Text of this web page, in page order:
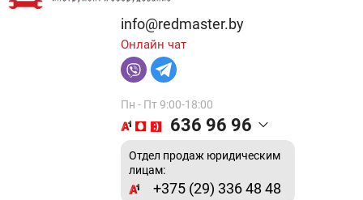
info@redmaster.by
Онлайн чат
Пн - Пт 9:00-18:00
636 96 96
Отдел продаж юридическим
лицам:
+375 (29) 336 48 48